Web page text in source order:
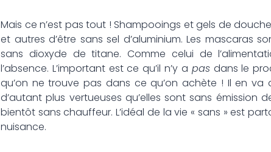
Mais ce n’est pas tout ! Shampooings et gels de
et autres d’être sans sel d’aluminium. Les mascaras
sans dioxyde de titane. Comme celui de
l’absence. L’important est ce qu’il n’y a pasdans le
qu’on ne trouve pas dans ce qu’on achète ! Il en
d’autant plus vertueuses qu’elles sont sans émission
bientôt sans chauffeur. L’idéal de la vie « sans » est
nuisance.